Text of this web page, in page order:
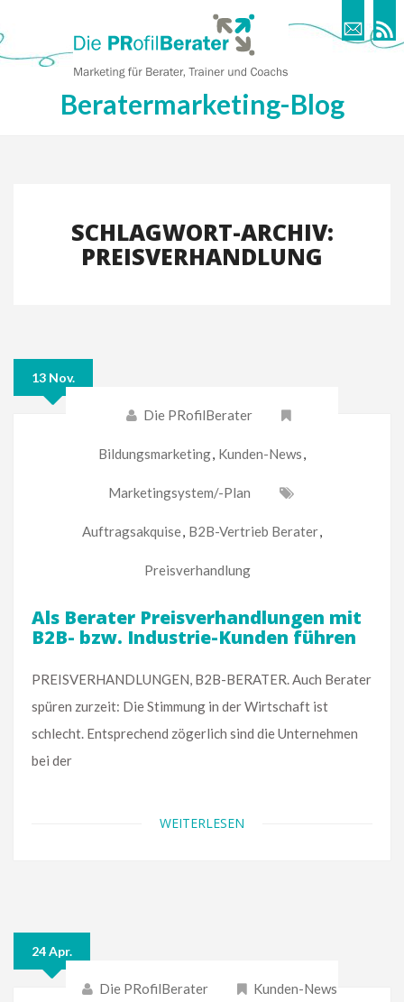
Beratermarketing-Blog
SCHLAGWORT-ARCHIV:
PREISVERHANDLUNG
13 Nov.
Die PRofilBerater
Bildungsmarketing, Kunden-News,
Marketingsystem/-Plan
Auftragsakquise, B2B-Vertrieb Berater,
Preisverhandlung
Als Berater Preisverhandlungen mit
B2B- bzw. Industrie-Kunden führen
PREISVERHANDLUNGEN, B2B-BERATER. Auch Berater
spüren zurzeit: Die Stimmung in der Wirtschaft ist
schlecht. Entsprechend zögerlich sind die Unternehmen
bei der
WEITERLESEN
24 Apr.
Die PRofilBerater Kunden-News